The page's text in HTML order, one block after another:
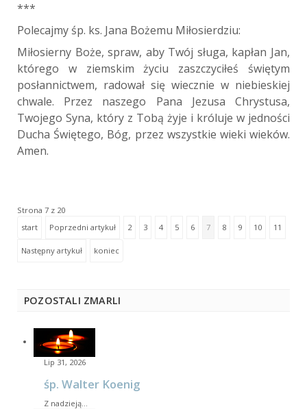
***
Polecajmy śp. ks. Jana Bożemu Miłosierdziu:
Miłosierny Boże, spraw, aby Twój sługa, kapłan Jan,
którego w ziemskim życiu zaszczyciłeś świętym
posłannictwem, radował się wiecznie w niebieskiej
chwale. Przez naszego Pana Jezusa Chrystusa,
Twojego Syna, który z Tobą żyje i króluje w jedności
Ducha Świętego, Bóg, przez wszystkie wieki wieków.
Amen.
Strona 7 z 20
start
Poprzedni artykuł 2 3 4 5 6 7 8 9 10 11
Następny artykuł koniec
POZOSTALI ZMARLI
Lip 31, 2026
śp. Walter Koenig
Z nadzieją…